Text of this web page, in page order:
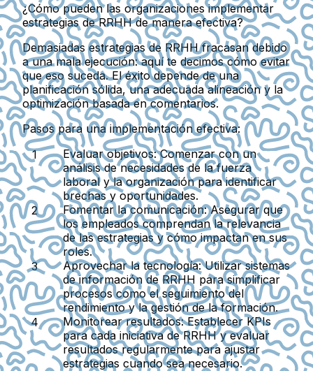
¿Cómo pueden las organizaciones implementar
estrategias de RRHH de manera efectiva?
Demasiadas estrategias de RRHH fracasan debido
a una mala ejecución: aquí te decimos cómo evitar
que eso suceda. El éxito depende de una
planificación sólida, una adecuada alineación y la
optimización basada en comentarios.
Pasos para una implementación efectiva:
Evaluar objetivos:Comenzar con un
análisis de necesidades de la fuerza
laboral y la organización para identificar
brechas y oportunidades.
Fomentar la comunicación:Asegurar que
los empleados comprendan la relevancia
de las estrategias y cómo impactan en sus
roles.
Aprovechar la tecnología:Utilizar sistemas
de información de RRHH para simplificar
procesos como el seguimiento del
rendimiento y la gestión de la formación.
Monitorear resultados:Establecer KPIs
para cada iniciativa de RRHH y evaluar
resultados regularmente para ajustar
estrategias cuando sea necesario.